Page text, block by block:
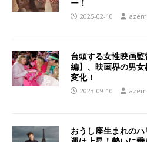
ー！
2025-02-10
台頭する女性映画
編】、映画界の男
変化！
2023-09-10
おうし座生まれの